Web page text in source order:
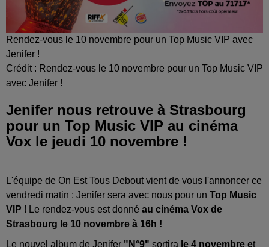
Rendez-vous le 10 novembre pour un Top Music VIP avec
Jenifer !
Crédit : Rendez-vous le 10 novembre pour un Top Music VIP
avec Jenifer !
Jenifer nous retrouve à Strasbourg
pour un Top Music VIP au cinéma
Vox le jeudi 10 novembre !
L'équipe de On Est Tous Debout vient de vous l'annoncer ce
vendredi matin : Jenifer sera avec nous pour un Top Music
VIP ! Le rendez-vous est donné au cinéma Vox de
Strasbourg le 10 novembre à 16h !
Le nouvel album de Jenifer "N°9" sortira le 4 novembre et